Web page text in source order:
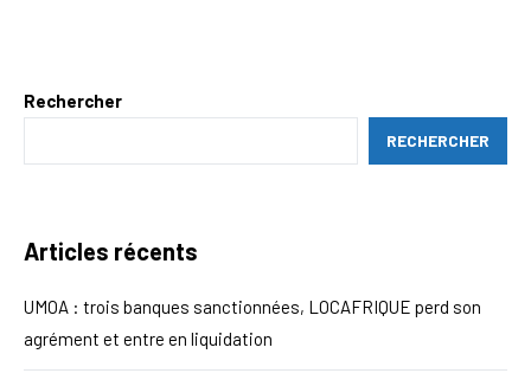
Rechercher
RECHERCHER
Articles récents
UMOA : trois banques sanctionnées, LOCAFRIQUE perd son
agrément et entre en liquidation